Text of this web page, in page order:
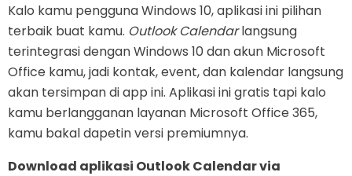
Kalo kamu pengguna Windows 10, aplikasi ini pilihan
terbaik buat kamu. Outlook Calendarlangsung
terintegrasi dengan Windows 10 dan akun Microsoft
Office kamu, jadi kontak, event, dan kalendar langsung
akan tersimpan di app ini. Aplikasi ini gratis tapi kalo
kamu berlangganan layanan Microsoft Office 365,
kamu bakal dapetin versi premiumnya.
Download aplikasi Outlook Calendar via